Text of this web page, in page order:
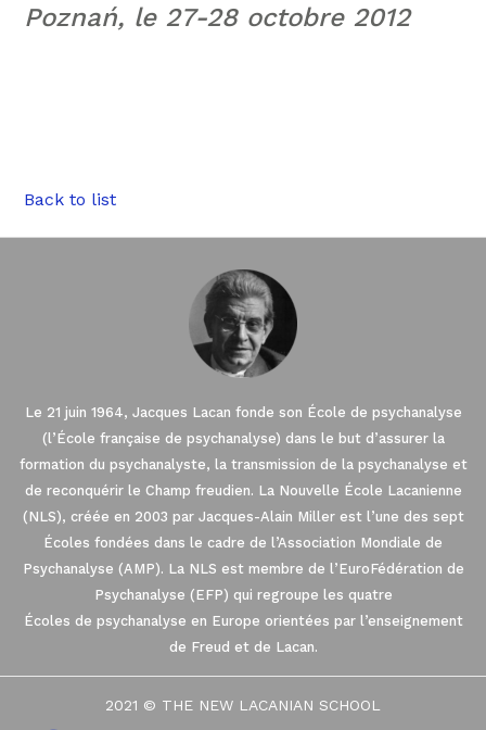
Poznań, le 27-28 octobre 2012
Back to list
Le 21 juin 1964, Jacques Lacan fonde son École de psychanalyse
(l’École française de psychanalyse) dans le but d’assurer la
formation du psychanalyste, la transmission de la psychanalyse et
de reconquérir le Champ freudien. La Nouvelle École Lacanienne
(NLS), créée en 2003 par Jacques-Alain Miller est l’une des sept
Écoles fondées dans le cadre de l’Association Mondiale de
Psychanalyse (AMP). La NLS est membre de l’EuroFédération de
Psychanalyse (EFP) qui regroupe les quatre
Écoles de psychanalyse en Europe orientées par l’enseignement
de Freud et de Lacan.
2021 © THE NEW LACANIAN SCHOOL
Ce site utilise des cookies.
Nous avons attendu d'être sûrs que le contenu du site vous
intéresse avant de vous déranger. Nous aimerions votre
Consulter notre politique de confidentialité